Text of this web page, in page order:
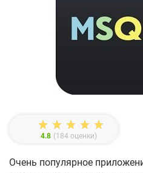
4.8 (184 оценки)
Очень популярное